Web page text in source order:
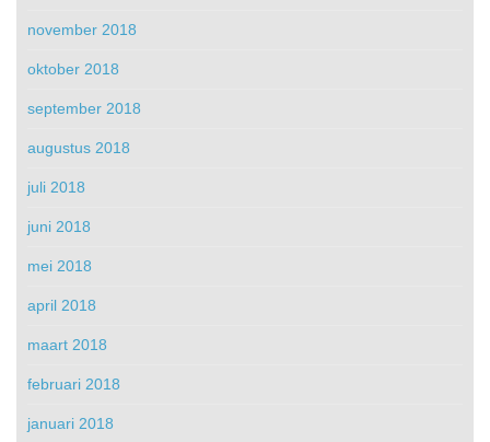
november 2018
oktober 2018
september 2018
augustus 2018
juli 2018
juni 2018
mei 2018
april 2018
maart 2018
februari 2018
januari 2018